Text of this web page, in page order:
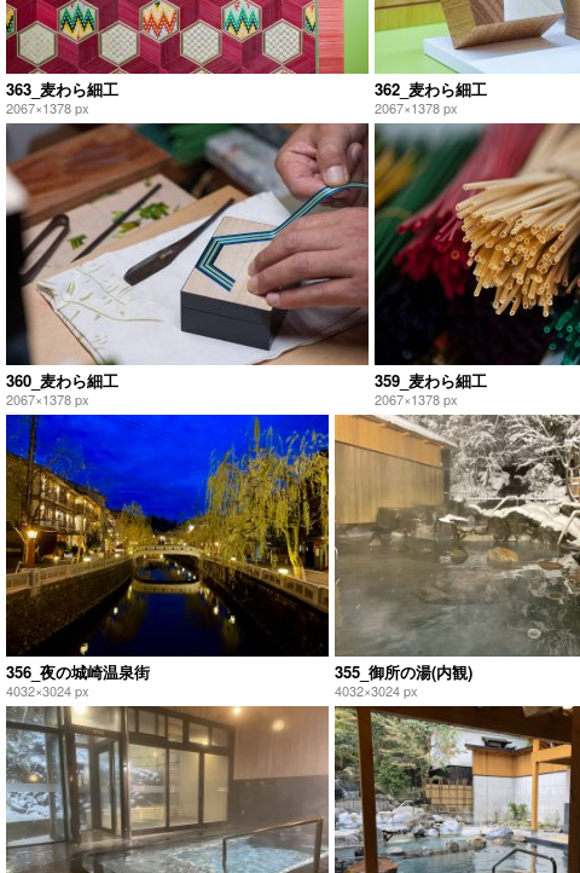
363_麦わら細工
2067×1378 px
362_麦わら細工
2067×1378 px
360_麦わら細工
2067×1378 px
359_麦わら細工
2067×1378 px
356_夜の城崎温泉街
4032×3024 px
355_御所の湯(内観)
4032×3024 px